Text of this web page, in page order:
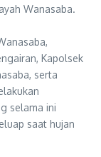
Wanasaba.
Kapolsek
serta
selama ini
saat hujan